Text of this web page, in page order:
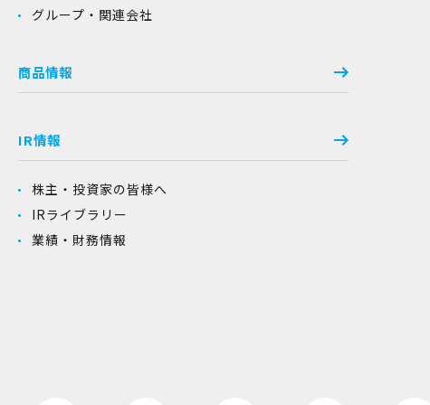
グループ・関連会社
商品情報
IR情報
株主・投資家の皆様へ
IRライブラリー
業績・財務情報